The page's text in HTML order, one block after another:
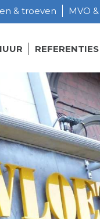
& troeven MVO
REFERENTIES